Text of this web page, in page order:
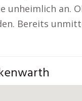
unheimlich an.
Bereits